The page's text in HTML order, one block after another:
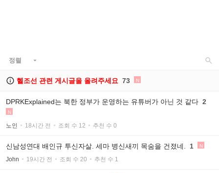
정렬  
 헬조선 관련 게시글을 올려주세요 73 N
DPRKExplained는 북한 정부가 운영하는 유튜버가 아닌 것 같다 2
N
노인 18시간 전 조회 수 12 추천 수 0
신남성연대 배인규 투신자살. 세마 병신새끼 목숨을 건졌네. 1 N
John 19시간 전 조회 수 20 추천 수 1